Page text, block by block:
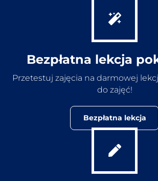
Bezpłatna lekcja
Przetestuj zajęcia na darmowej
do zajęć!
Bezpłatna lekcja